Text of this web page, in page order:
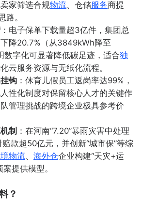
家筛选合规物流、仓储服务商提
路。
：电子保单下载量超3亿件，集团总
降20.7%（从3849kWh降至
数字化可显著降低碳足迹，适合独
云服务资源与无纸化流程。
钩：休育儿假员工返岗率达99%，
性化制度对保留核心人才的关键作
管理挑战的跨境企业极具参考价
制 ：在河南“7.20”暴雨灾害中处理
款超50亿元，并创新“城市保”等综
物流、 海外仓企业构建“天灾+运
提供模型。
？